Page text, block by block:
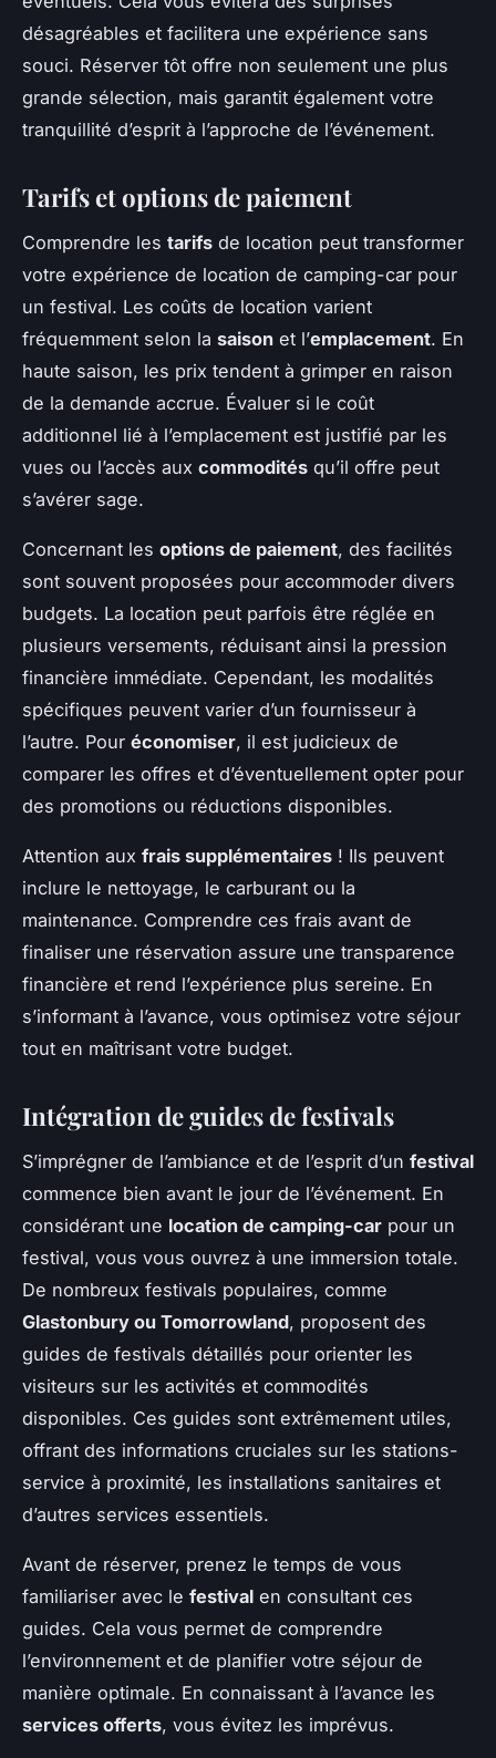
désagréables et facilitera une expérience sans
souci. Réserver tôt offre non seulement une plus
grande sélection, mais garantit également votre
tranquillité d’esprit à l’approche de l’événement.
Tarifs et options de paiement
Comprendre les tarifs de location peut transformer
votre expérience de location de camping-car pour
un festival. Les coûts de location varient
fréquemment selon la saison et l’emplacement. En
haute saison, les prix tendent à grimper en raison
de la demande accrue. Évaluer si le coût
additionnel lié à l’emplacement est justifié par les
vues ou l’accès aux commodités qu’il offre peut
s’avérer sage.
Concernant les options de paiement, des facilités
sont souvent proposées pour accommoder divers
budgets. La location peut parfois être réglée en
plusieurs versements, réduisant ainsi la pression
financière immédiate. Cependant, les modalités
spécifiques peuvent varier d’un fournisseur à
l’autre. Pour économiser, il est judicieux de
comparer les offres et d’éventuellement opter pour
des promotions ou réductions disponibles.
Attention aux frais supplémentaires ! Ils peuvent
inclure le nettoyage, le carburant ou la
maintenance. Comprendre ces frais avant de
finaliser une réservation assure une transparence
financière et rend l’expérience plus sereine. En
s’informant à l’avance, vous optimisez votre séjour
tout en maîtrisant votre budget.
Intégration de guides de festivals
S’imprégner de l’ambiance et de l’esprit d’un festival
commence bien avant le jour de l’événement. En
considérant une location de camping-car pour un
festival, vous vous ouvrez à une immersion totale.
De nombreux festivals populaires, comme
Glastonbury ou Tomorrowland, proposent des
guides de festivals détaillés pour orienter les
visiteurs sur les activités et commodités
disponibles. Ces guides sont extrêmement utiles,
offrant des informations cruciales sur les stations-
service à proximité, les installations sanitaires et
d’autres services essentiels.
Avant de réserver, prenez le temps de vous
familiariser avec le festival en consultant ces
guides. Cela vous permet de comprendre
l’environnement et de planifier votre séjour de
manière optimale. En connaissant à l’avance les
services offerts, vous évitez les imprévus.